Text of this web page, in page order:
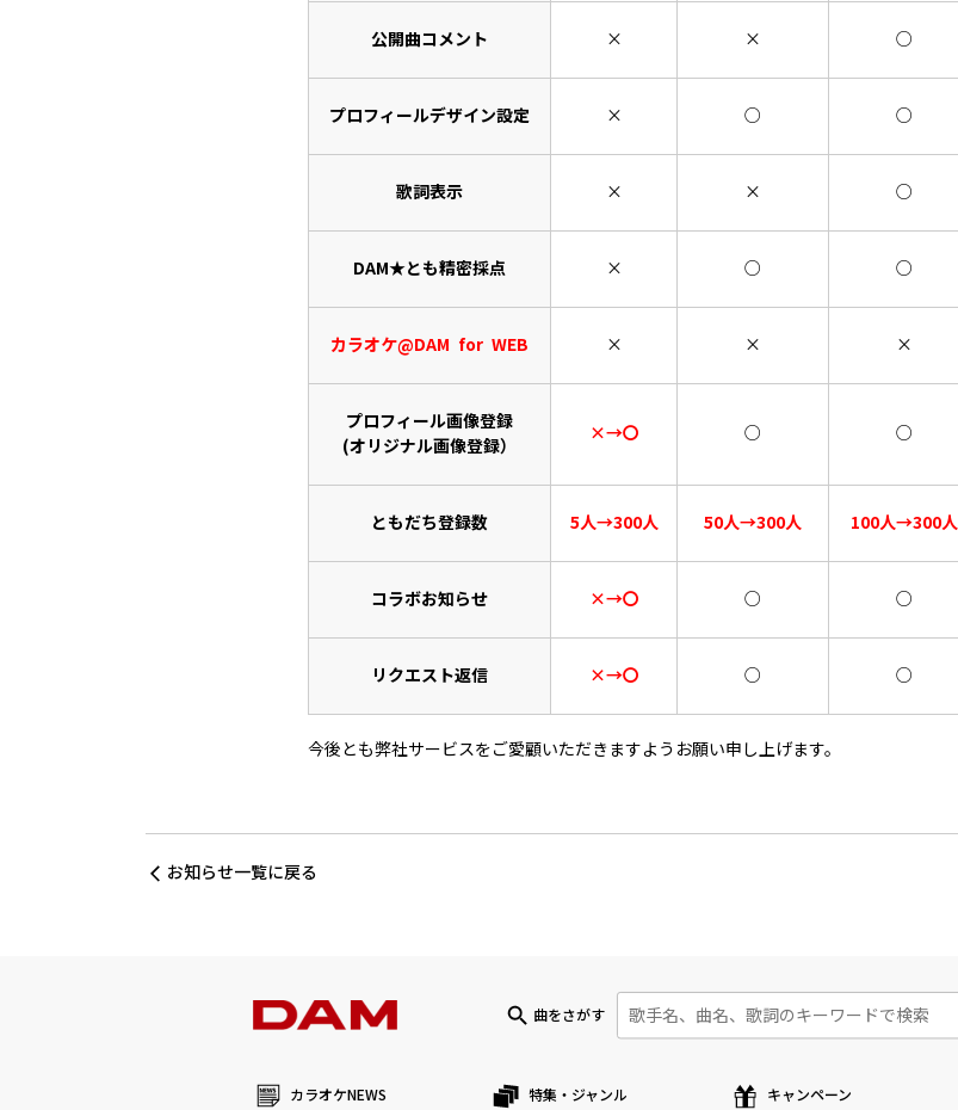
公開曲コメント × × ○
プロフィールデザイン設定 × ○ ○
歌詞表示 × × ○
DAM★とも精密採点 × ○ ○
カラオケ@DAM for WEB × × ×
プロフィール画像登録
(オリジナル画像登録）
×→〇 ○ ○
ともだち登録数 5人→300人 50人→300人 100人→300人
コラボお知らせ ×→〇 ○ ○
リクエスト返信 ×→〇 ○ ○
今後とも弊社サービスをご愛顧いただきますようお願い申し上げます。
お知らせ一覧に戻る
曲をさがす
カラオケNEWS 特集・ジャンル キャンペーン